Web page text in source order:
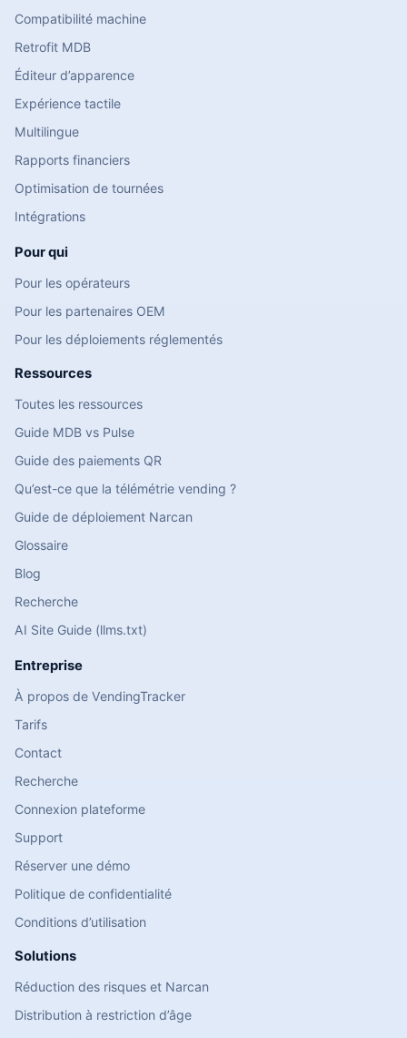
Compatibilité machine
Retrofit MDB
Éditeur d’apparence
Expérience tactile
Multilingue
Rapports financiers
Optimisation de tournées
Intégrations
Pour qui
Pour les opérateurs
Pour les partenaires OEM
Pour les déploiements réglementés
Ressources
Toutes les ressources
Guide MDB vs Pulse
Guide des paiements QR
Qu’est-ce que la télémétrie vending ?
Guide de déploiement Narcan
Glossaire
Blog
Recherche
AI Site Guide (llms.txt)
Entreprise
À propos de VendingTracker
Tarifs
Contact
Recherche
Connexion plateforme
Support
Réserver une démo
Politique de confidentialité
Conditions d’utilisation
Solutions
Réduction des risques et Narcan
Distribution à restriction d’âge